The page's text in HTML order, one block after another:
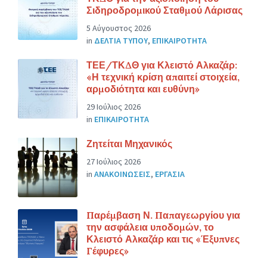
Σιδηροδρομικού Σταθμού Λάρισας
5 Αύγουστος 2026
in ΔΕΛΤΙΑ ΤΥΠΟΥ, ΕΠΙΚΑΙΡΟΤΗΤΑ
ΤΕΕ/ΤΚΔΘ για Κλειστό Αλκαζάρ:
«Η τεχνική κρίση απαιτεί στοιχεία,
αρμοδιότητα και ευθύνη»
29 Ιούλιος 2026
in ΕΠΙΚΑΙΡΟΤΗΤΑ
Ζητείται Μηχανικός
27 Ιούλιος 2026
in ΑΝΑΚΟΙΝΩΣΕΙΣ, ΕΡΓΑΣΙΑ
Παρέμβαση Ν. Παπαγεωργίου για
την ασφάλεια υποδομών, το
Κλειστό Αλκαζάρ και τις «Έξυπνες
Γέφυρες»